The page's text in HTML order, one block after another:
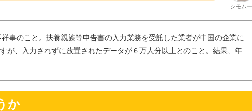
シモムー
事のこと。扶養親族等申告書の入力業務を受託した業者が中国の企業に
が、入力されずに放置されたデータが６万人分以上とのこと。結果、年
か